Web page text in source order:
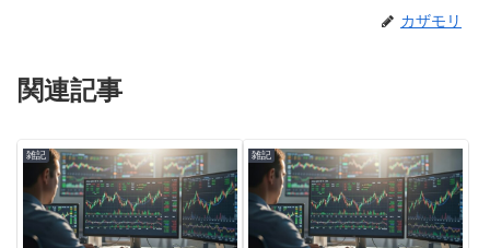
カザモリ
関連記事
雑記 雑記